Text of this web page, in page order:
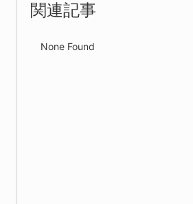
関連記事
None Found